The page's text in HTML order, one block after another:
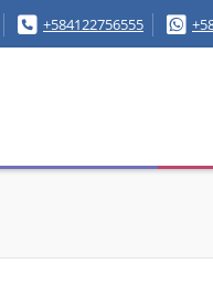
+584122756555